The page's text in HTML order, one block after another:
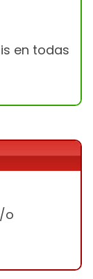
en todas
o